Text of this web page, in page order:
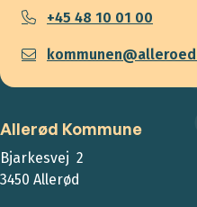
+45 48 10 01 00
Allerød Kommune
Bjarkesvej 2
3450 Allerød